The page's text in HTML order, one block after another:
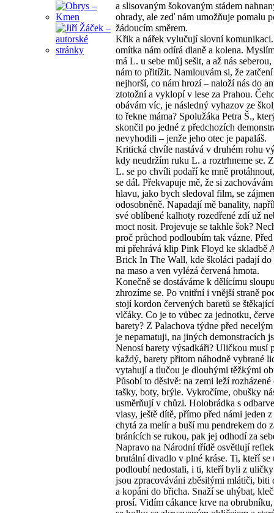
a slisovaným šokovaným stádem
ohrady, ale zeď nám umožňuje pomalu
žádoucím směrem.
Křik a nářek vylučují slovní
omítka nám odírá dlaně a kolena.
má L. u sebe můj sešit, a až nás seberou,
nám to přitížit. Namlouvám si, že
nejhorší, co nám hrozí – naloží nás do
ztotožní a vyklopí v lese za Prahou.
obávám víc, je následný vyhazov ze
to řekne máma? Spolužáka Petra Š.,
skončil po jedné z předchozích
nevyhodili – jenže jeho otec je papaláš.
Kritická chvíle nastává v druhém rohu
kdy neudržím ruku L. a roztrhneme se.
L. se po chvíli podaří ke mně
se dál. Překvapuje mě, že si
hlavu, jako bych sledoval film, se
odosobněně. Napadají mě banality,
své oblíbené kalhoty rozedřené zdí už
moct nosit. Projevuje se takhle šok?
proč průchod podloubím tak vázne.
mi přehrává klip Pink Floyd ke skladbě
Brick In The Wall, kde školáci padají
na maso a ven vylézá červená hmota.
Konečně se dostáváme k dělícímu
zhrozíme se. Po vnitřní i vnější straně
stojí kordon červených baretů se
vlčáky. Co je to vůbec za jednotku,
barety? Z Palachova týdne před
je nepamatuji, na jiných demonstracích
Nenosí barety výsadkáři? Uličkou musí
každý, barety přitom náhodně vybrané
vytahují a tlučou je dlouhými těžkými
Působí to děsivě: na zemi leží rozházené
tašky, boty, brýle. Vykročíme, obušky
usměrňují v chůzi. Holobrádka s
vlasy, ještě dítě, přímo před námi jeden z
chytá za melír a buší mu pendrekem do
bránících se rukou, pak jej odhodí za
Napravo na Národní třídě osvětlují
brutální divadlo v plné kráse. Ti, kteří se
podloubí nedostali, i ti, kteří byli z
jsou zpracováváni zběsilými mlátiči, biti
a kopáni do břicha. Snaží se uhýbat,
prosí. Vidím cákance krve na